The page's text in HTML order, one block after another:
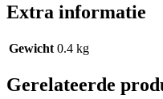
Extra informatie
Gewicht 0.4 kg
Gerelateerde